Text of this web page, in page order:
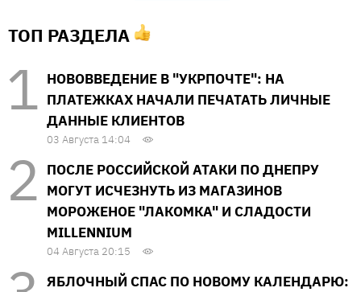
ТОП РАЗДЕЛА
НОВОВВЕДЕНИЕ В "УКРПОЧТЕ": НА
ПЛАТЕЖКАХ НАЧАЛИ ПЕЧАТАТЬ ЛИЧНЫЕ
ДАННЫЕ КЛИЕНТОВ
03 Августа 14:04
ПОСЛЕ РОССИЙСКОЙ АТАКИ ПО ДНЕПРУ
МОГУТ ИСЧЕЗНУТЬ ИЗ МАГАЗИНОВ
МОРОЖЕНОЕ "ЛАКОМКА" И СЛАДОСТИ
MILLENNIUM
04 Августа 20:15
ЯБЛОЧНЫЙ СПАС ПО НОВОМУ КАЛЕНДАРЮ: